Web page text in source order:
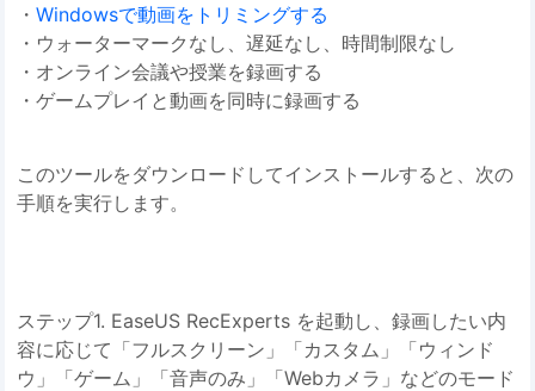
・Windowsで動画をトリミングする
・ウォーターマークなし、遅延なし、時間制限なし
・オンライン会議や授業を録画する
・ゲームプレイと動画を同時に録画する
このツールをダウンロードしてインストールすると、次の
手順を実行します。
ステップ1. EaseUS RecExperts を起動し、録画したい内
容に応じて「フルスクリーン」「カスタム」「ウィンド
ウ」「ゲーム」「音声のみ」「Webカメラ」などのモード